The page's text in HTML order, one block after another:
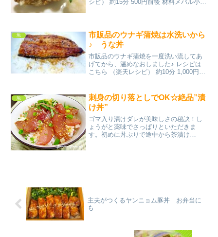
シピ） 約15分 500円前後 材料メバル小麦
魚
市販品のウナギ蒲焼は水洗いから
♪ うな丼
市販品のウナギ蒲焼を一度洗い流してあ
げてから、温めなおしました♪ レシピは
こちら （楽天レシピ） 約10分 1,000円前
魚
刺身の切り落としでOK☆絶品”漬
け丼”
ゴマ入り漬けダレが美味しさの秘訣！し
ょうがと薬味でさっぱりといただきま
す。初めに丼ぶりで途中から茶漬け
主夫がつくるヤンニョム豚丼 お弁当に
も